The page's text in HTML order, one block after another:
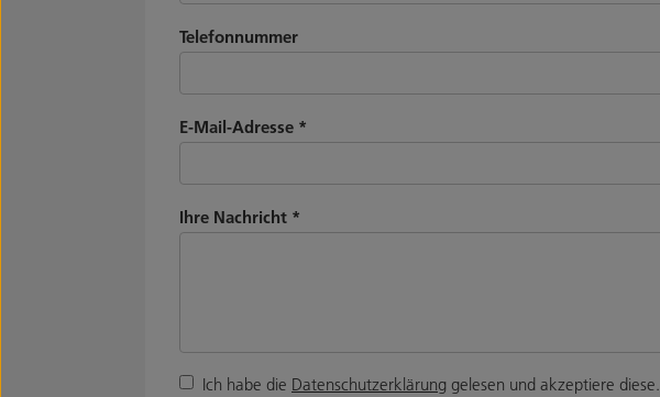
Telefonnummer
E-Mail-Adresse *
Ihre Nachricht *
Ich habe die Datenschutzerklärung gelesen und akzeptiere diese.